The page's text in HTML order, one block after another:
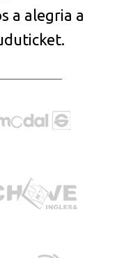
a alegria a